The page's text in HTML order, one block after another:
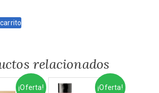
es:
relacionados
¡Oferta! ¡Oferta!